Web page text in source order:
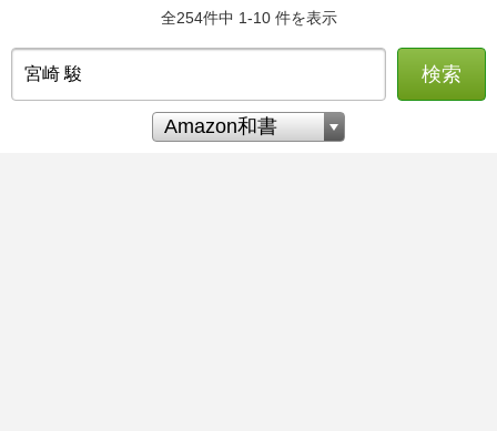
全254件中 1-10 件を表示
検索